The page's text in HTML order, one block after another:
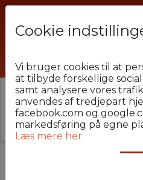
⚠️ Denne
Stillingen er ikke
lignende
Cookie
Vi bruger cookies til at
at tilbyde forskellige
samt analysere vores
anvendes af tredjepart
facebook.com og
markedsføring på egne
Læs mere her.